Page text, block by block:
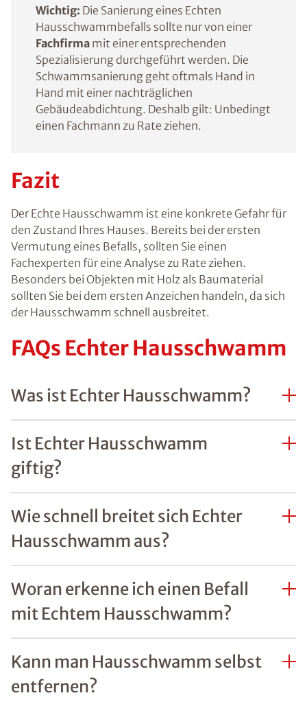
Wichtig: Die Sanierung eines Echten
Hausschwammbefalls sollte nur von einer
Fachfirma mit einer entsprechenden
Spezialisierung durchgeführt werden. Die
Schwammsanierung geht oftmals Hand in
Hand mit einer nachträglichen
Gebäudeabdichtung. Deshalb gilt: Unbedingt
einen Fachmann zu Rate ziehen.
Fazit
Der Echte Hausschwamm ist eine konkrete Gefahr für
den Zustand Ihres Hauses. Bereits bei der ersten
Vermutung eines Befalls, sollten Sie einen
Fachexperten für eine Analyse zu Rate ziehen.
Besonders bei Objekten mit Holz als Baumaterial
sollten Sie bei dem ersten Anzeichen handeln, da sich
der Hausschwamm schnell ausbreitet.
FAQs Echter Hausschwamm
Was ist Echter Hausschwamm?
Ist Echter Hausschwamm
giftig?
Wie schnell breitet sich Echter
Hausschwamm aus?
Woran erkenne ich einen Befall
mit Echtem Hausschwamm?
Kann man Hausschwamm selbst
entfernen?